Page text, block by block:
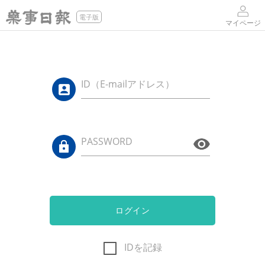
電子版
マイページ
ID（E-mailアドレス）
PASSWORD
ログイン
IDを記録